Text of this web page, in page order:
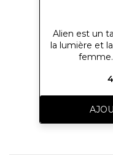
Alien est un
la lumière et
femme.
notes
puissant
notes